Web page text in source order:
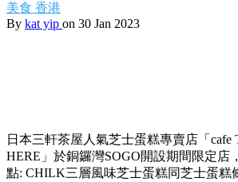
美食 香港
By kat yip on 30 Jan 2023
日本三軒茶屋人氣芝士蛋糕專賣店「cafe
HERE」於銅鑼灣SOGO開設期間限定店
點: CHILK三層風味芝士蛋糕同芝士蛋糕